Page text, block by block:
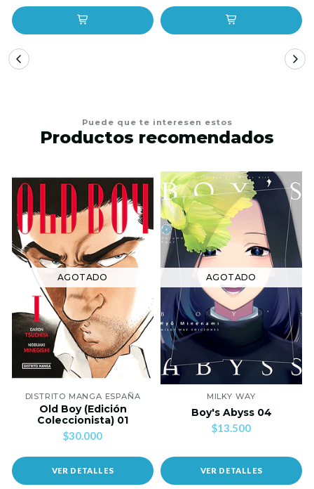
Puede que te interesen estos
Productos recomendados
AGOTADO
DISTRITO MANGA ESPAÑA
Old Boy (Edición
Coleccionista) 01
$30.000
VER DETALLES
AGOTADO
MILKY WAY
Boy's Abyss 04
$13.500
VER DETALLES